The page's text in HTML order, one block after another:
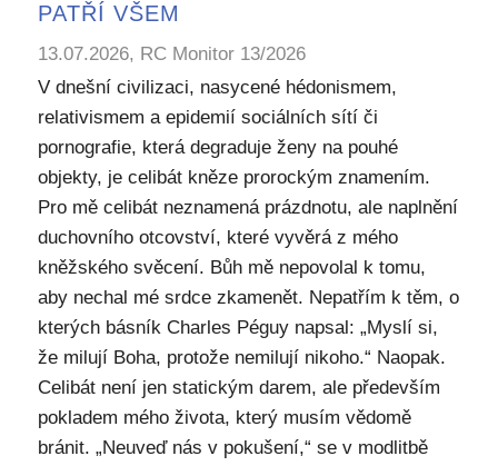
PATŘÍ VŠEM
13.07.2026, RC Monitor 13/2026
V dnešní civilizaci, nasycené hédonismem,
relativismem a epidemií sociálních sítí či
pornografie, která degraduje ženy na pouhé
objekty, je celibát kněze prorockým znamením.
Pro mě celibát neznamená prázdnotu, ale naplnění
duchovního otcovství, které vyvěrá z mého
kněžského svěcení. Bůh mě nepovolal k tomu,
aby nechal mé srdce zkamenět. Nepatřím k těm, o
kterých básník Charles Péguy napsal: „Myslí si,
že milují Boha, protože nemilují nikoho.“ Naopak.
Celibát není jen statickým darem, ale především
pokladem mého života, který musím vědomě
bránit. „Neuveď nás v pokušení,“ se v modlitbě